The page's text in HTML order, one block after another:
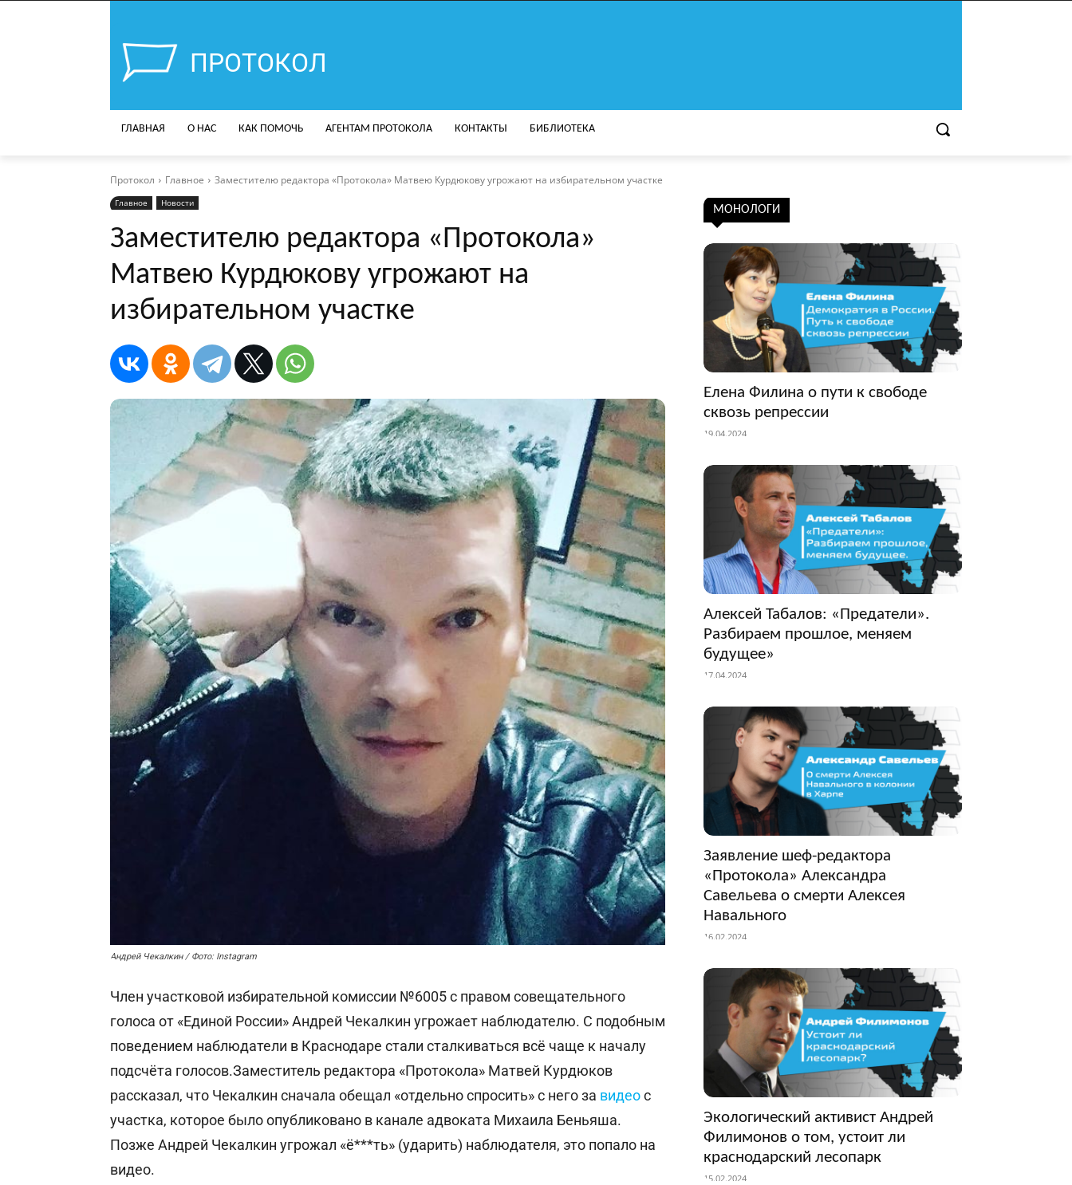
ПРОТОКОЛ
ГЛАВНАЯ О НАС КАК ПОМОЧЬ АГЕНТАМ ПРОТОКОЛА КОНТАКТЫ БИБЛИОТЕКА
Протокол Главное Заместителю редактора «Протокола» Матвею Курдюкову угрожают на избирательном участке
Главное Новости
Заместителю редактора «Протокола»
Матвею Курдюкову угрожают на
избирательном участке
Андрей Чекалкин / Фото: Instagram
Член участковой избирательной комиссии №6005 с правом совещательного
голоса от «Единой России» Андрей Чекалкин угрожает наблюдателю. С подобным
поведением наблюдатели в Краснодаре стали сталкиваться всё чаще к началу
подсчёта голосов.Заместитель редактора «Протокола» Матвей Курдюков
рассказал, что Чекалкин сначала обещал «отдельно спросить» с него за видеос
участка, которое было опубликовано в канале адвоката Михаила Беньяша.
Позже Андрей Чекалкин угрожал «ё***ть» (ударить) наблюдателя, это попало на
видео.
МОНОЛОГИ
Елена Филина о пути к свободе
сквозь репрессии
19.04.2024
Алексей Табалов: «Предатели».
Разбираем прошлое, меняем
будущее»
17.04.2024
Заявление шеф-редактора
«Протокола» Александра
Савельева о смерти Алексея
Навального
16.02.2024
Экологический активист Андрей
Филимонов о том, устоит ли
краснодарский лесопарк
15.02.2024